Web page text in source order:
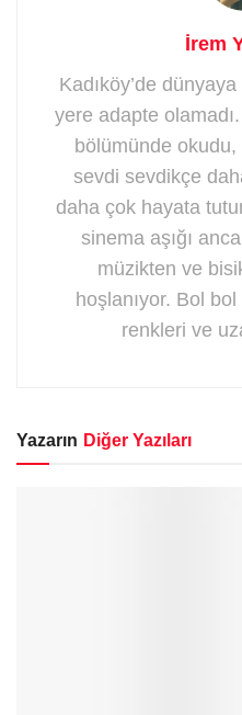
İrem
Kadıköy’de
yere adapte
bölümünde
sevdi sevdikçe
daha çok hayata
sinema aşığı
müzikten ve
hoşlanıyor. Bol
renkleri ve
Yazarın Diğer Yazıları